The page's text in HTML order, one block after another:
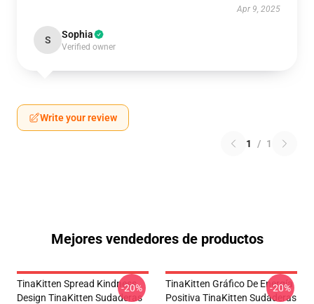
Apr 9, 2025
S Sophia
Verified owner
Write your review
1 / 1
Mejores vendedores de productos
TinaKitten Spread Kindness
Design TinaKitten Sudaderas
-20%
TinaKitten Gráfico De Energía
Positiva TinaKitten Sudaderas
-20%